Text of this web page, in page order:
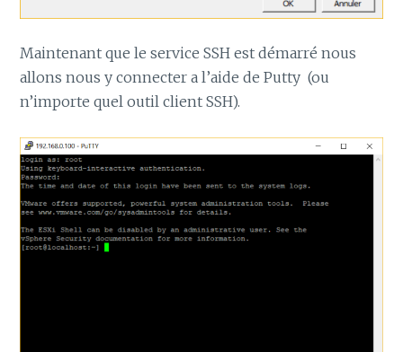
Maintenant que le service SSH est démarré nous
allons nous y connecter a l’aide de Putty (ou
n’importe quel outil client SSH).